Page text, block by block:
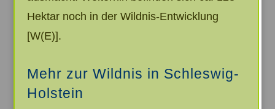
Hektar noch in der Wildnis-Entwicklung
[W(E)].
Mehr zur Wildnis in Schleswig-
Holstein